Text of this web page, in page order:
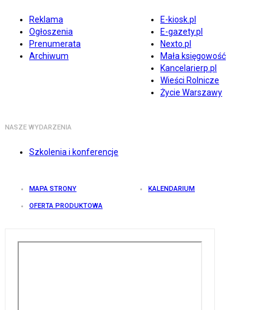
Reklama
Ogłoszenia
Prenumerata
Archiwum
E-kiosk.pl
E-gazety.pl
Nexto.pl
Mała księgowość
Kancelarierp.pl
Wieści Rolnicze
Życie Warszawy
NASZE WYDARZENIA
Szkolenia i konferencje
MAPA STRONY KALENDARIUM
OFERTA PRODUKTOWA